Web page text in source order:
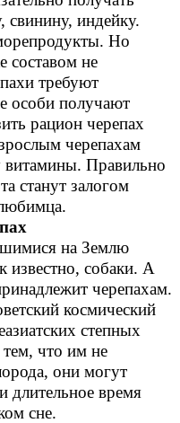
свинину, индейку.
Но
составом не
требуют
особи получают
рацион черепах
черепахам
Правильно
станут залогом
на Землю
известно, собаки. А
черепахам.
космический
степных
что им не
они могут
длительное время
сне.